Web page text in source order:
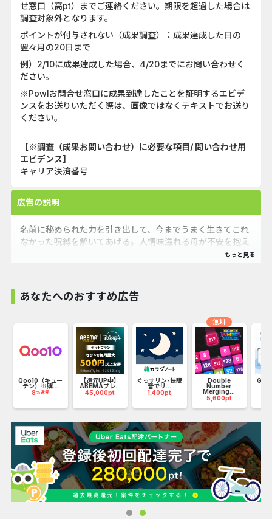
せ窓口（高pt）までご連絡ください。期限を超過した場合は
調査対象外となります。
ポイントが付与されない（成果調査）：成果達成した日の
翌々月の20日まで
例）2/10に成果達成した場合、4/20までにお問い合わせく
ださい。
※Powlお問合せ窓口に成果到達したことを証明するエビデ
ンスをお送りいただく際は、画像ではなくテキストでお送り
ください。
【※調査（成果お問い合わせ）に必要な項目/ 問い合わせ用
エビデンス】
キャリア決済番号
広告の説明
名前に秘められた力を引き出して、今までうまく生きてこれ
なかった呪縛を解いてあげる。人情味溢れる母が不安を抱え
あなたへのおすすめ広告
Qoo10（キュー
テン）※購...
8 %還元
【還元UP中】
ABEMAプレ...
45,000pt
ぐっすリン-快眠
音でリ...
1,400pt
Double
Number
Merging...
5,600pt
無料
GFS